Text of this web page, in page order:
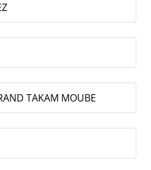
TAKAM MOUBE